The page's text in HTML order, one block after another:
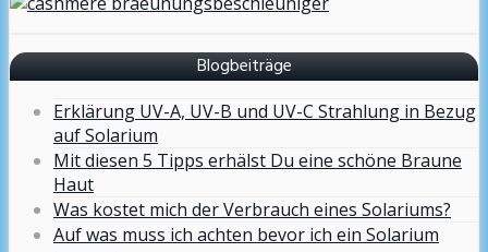
Blogbeiträge
Erklärung UV-A, UV-B und UV-C Strahlung in Bezug
auf Solarium
Mit diesen 5 Tipps erhälst Du eine schöne Braune
Haut
Was kostet mich der Verbrauch eines Solariums?
Auf was muss ich achten bevor ich ein Solarium